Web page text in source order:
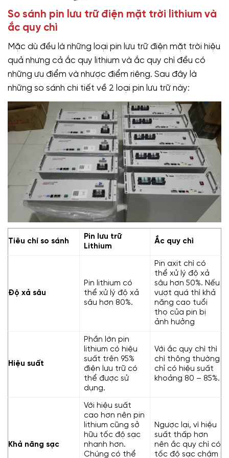
So sánh pin lưu trữ điện mặt trời lithium và
ắc quy chì
Mặc dù đều là những loại pin lưu trữ điện mặt trời hiệu
quả nhưng cả ắc quy lithium và ắc quy chì đều có
những ưu điểm và nhược điểm riêng. Sau đây là
những so sánh chi tiết về 2 loại pin lưu trữ này:
Tiêu chí so sánh
Pin lưu trữ
Lithium
Ắc quy chì
Độ xả sâu
Pin lithium có
thể xử lý độ xả
sâu hơn 80%.
Pin axit chì có
thể xử lý độ xả
sâu hơn 50%. Nếu
vượt quá thì khả
năng cao tuổi
thọ của pin bị
ảnh hưởng
Hiệu suất
Phần lớn pin
lithium có hiệu
suất trên 95%
điện lưu trữ có
thể được sử
dụng.
Với ắc quy chì thì
chì thông thường
chỉ có hiệu suất
khoảng 80 – 85%.
Khả năng sạc
Với hiệu suất
cao hơn nên pin
lithium cũng sở
hữu tốc độ sạc
nhanh hơn.
Chúng có thể
Ngược lại, vì hiệu
suất thấp hơn
nên ắc quy chì có
tốc độ sạc chậm